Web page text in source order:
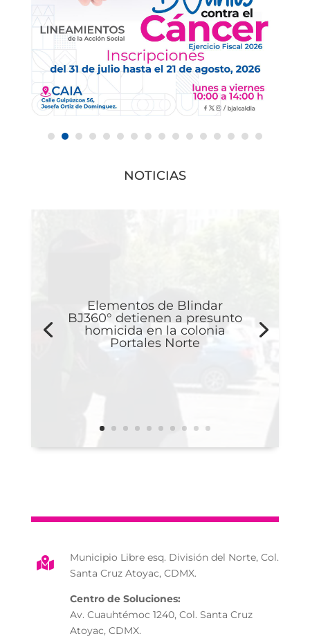
NOTICIAS
Elementos de Blindar
BJ360° detienen a presunto
homicida en la colonia
Portales Norte

Municipio Libre esq. División del Norte, Col.
Santa Cruz Atoyac, CDMX.
Centro de Soluciones:
Av. Cuauhtémoc 1240, Col. Santa Cruz
Atoyac, CDMX.